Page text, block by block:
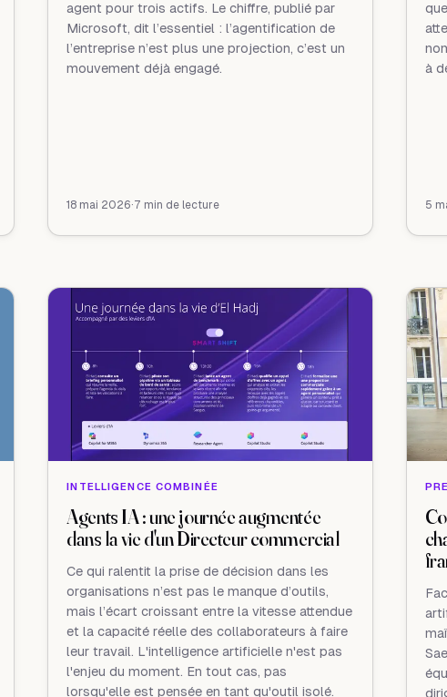
agent pour trois actifs. Le chiffre, publié par
Microsoft, dit l’essentiel : l’agentification de
l’entreprise n’est plus une projection, c’est un
mouvement déjà engagé.
18 mai 2026·7 min de lecture
à
5
INTELLIGENCE COMBINÉE
Agents IA : une journée augmentée
dans la vie d'un Directeur commercial
Ce qui ralentit la prise de décision dans les
organisations n’est pas le manque d’outils,
mais l’écart croissant entre la vitesse attendue
et la capacité réelle des collaborateurs à faire
leur travail. L'intelligence artificielle n'est pas
l'enjeu du moment. En tout cas, pas
lorsqu'elle est pensée en tant qu'outil isolé.